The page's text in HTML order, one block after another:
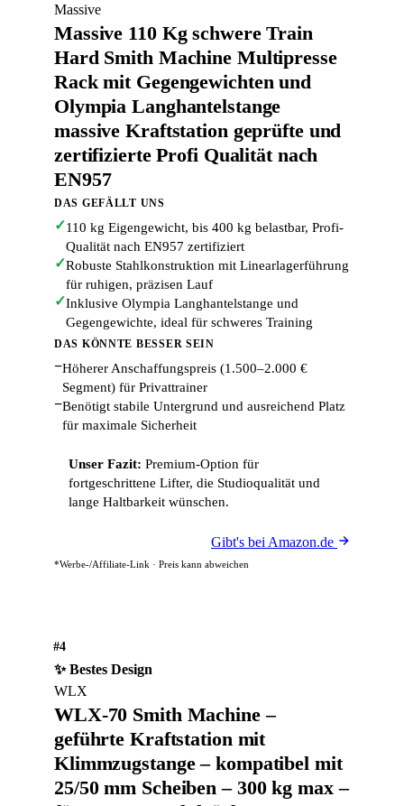
Massive
Massive 110 Kg schwere Train
Hard Smith Machine Multipresse
Rack mit Gegengewichten und
Olympia Langhantelstange
massive Kraftstation geprüfte und
zertifizierte Profi Qualität nach
EN957
DAS GEFÄLLT UNS
✓110 kg Eigengewicht, bis 400 kg belastbar, Profi-
Qualität nach EN957 zertifiziert
✓Robuste Stahlkonstruktion mit Linearlagerführung
für ruhigen, präzisen Lauf
✓Inklusive Olympia Langhantelstange und
Gegengewichte, ideal für schweres Training
DAS KÖNNTE BESSER SEIN
−Höherer Anschaffungspreis (1.500–2.000 €
Segment) für Privattrainer
−Benötigt stabile Untergrund und ausreichend Platz
für maximale Sicherheit
Unser Fazit: Premium-Option für
fortgeschrittene Lifter, die Studioqualität und
lange Haltbarkeit wünschen.
Gibt's bei Amazon.de
*Werbe-/Affiliate-Link · Preis kann abweichen
#4
✨ Bestes Design
WLX
WLX-70 Smith Machine –
geführte Kraftstation mit
Klimmzugstange – kompatibel mit
25/50 mm Scheiben – 300 kg max –